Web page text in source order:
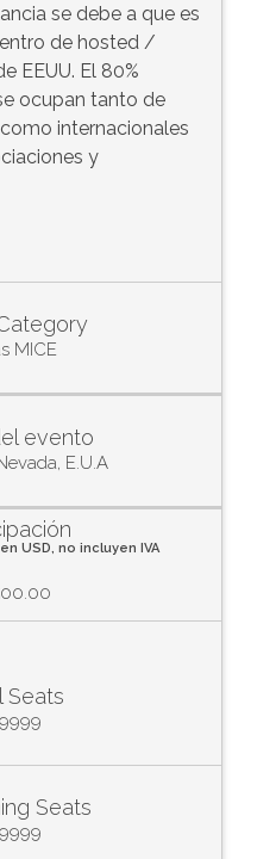
se debe a que es
de hosted /
EEUU. El 80%
ocupan tanto de
internacionales
y
MICE
evento
E.U.A
USD, no incluyen IVA
Seats
Seats